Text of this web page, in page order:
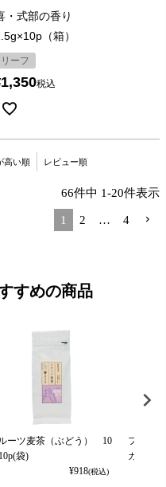
・式部の香り
（箱）
リーフ
1,350税込
高い順 レビュー順
66件中 1-20件表示
1 2 … 4
すめの商品
ーツ麦茶（ぶどう） 10
袋)
¥918(税込)
フルー
カット